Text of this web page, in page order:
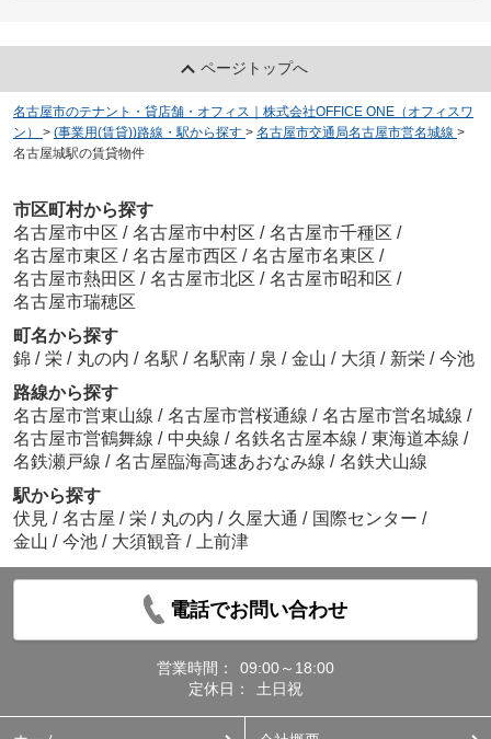
ページトップへ
名古屋市のテナント・貸店舗・オフィス｜株式会社OFFICE ONE（オフィスワ
ン）
> (事業用(賃貸))路線・駅から探す > 名古屋市交通局名古屋市営名城線 >
名古屋城駅の賃貸物件
市区町村から探す
名古屋市中区 / 名古屋市中村区 / 名古屋市千種区 /
名古屋市東区 / 名古屋市西区 / 名古屋市名東区 /
名古屋市熱田区 / 名古屋市北区 / 名古屋市昭和区 /
名古屋市瑞穂区
町名から探す
錦 / 栄 / 丸の内 / 名駅 / 名駅南 / 泉 / 金山 / 大須 / 新栄 / 今池
路線から探す
名古屋市営東山線 / 名古屋市営桜通線 / 名古屋市営名城線 /
名古屋市営鶴舞線 / 中央線 / 名鉄名古屋本線 / 東海道本線 /
名鉄瀬戸線 / 名古屋臨海高速あおなみ線 / 名鉄犬山線
駅から探す
伏見 / 名古屋 / 栄 / 丸の内 / 久屋大通 / 国際センター /
金山 / 今池 / 大須観音 / 上前津
電話でお問い合わせ
営業時間：
09:00～18:00
定休日：
土日祝